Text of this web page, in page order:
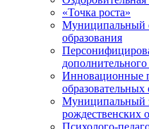
«Точка роста»
Муниципальный
образования
дополнительного
Инновационные
образовательных
Муниципальный
рождественских